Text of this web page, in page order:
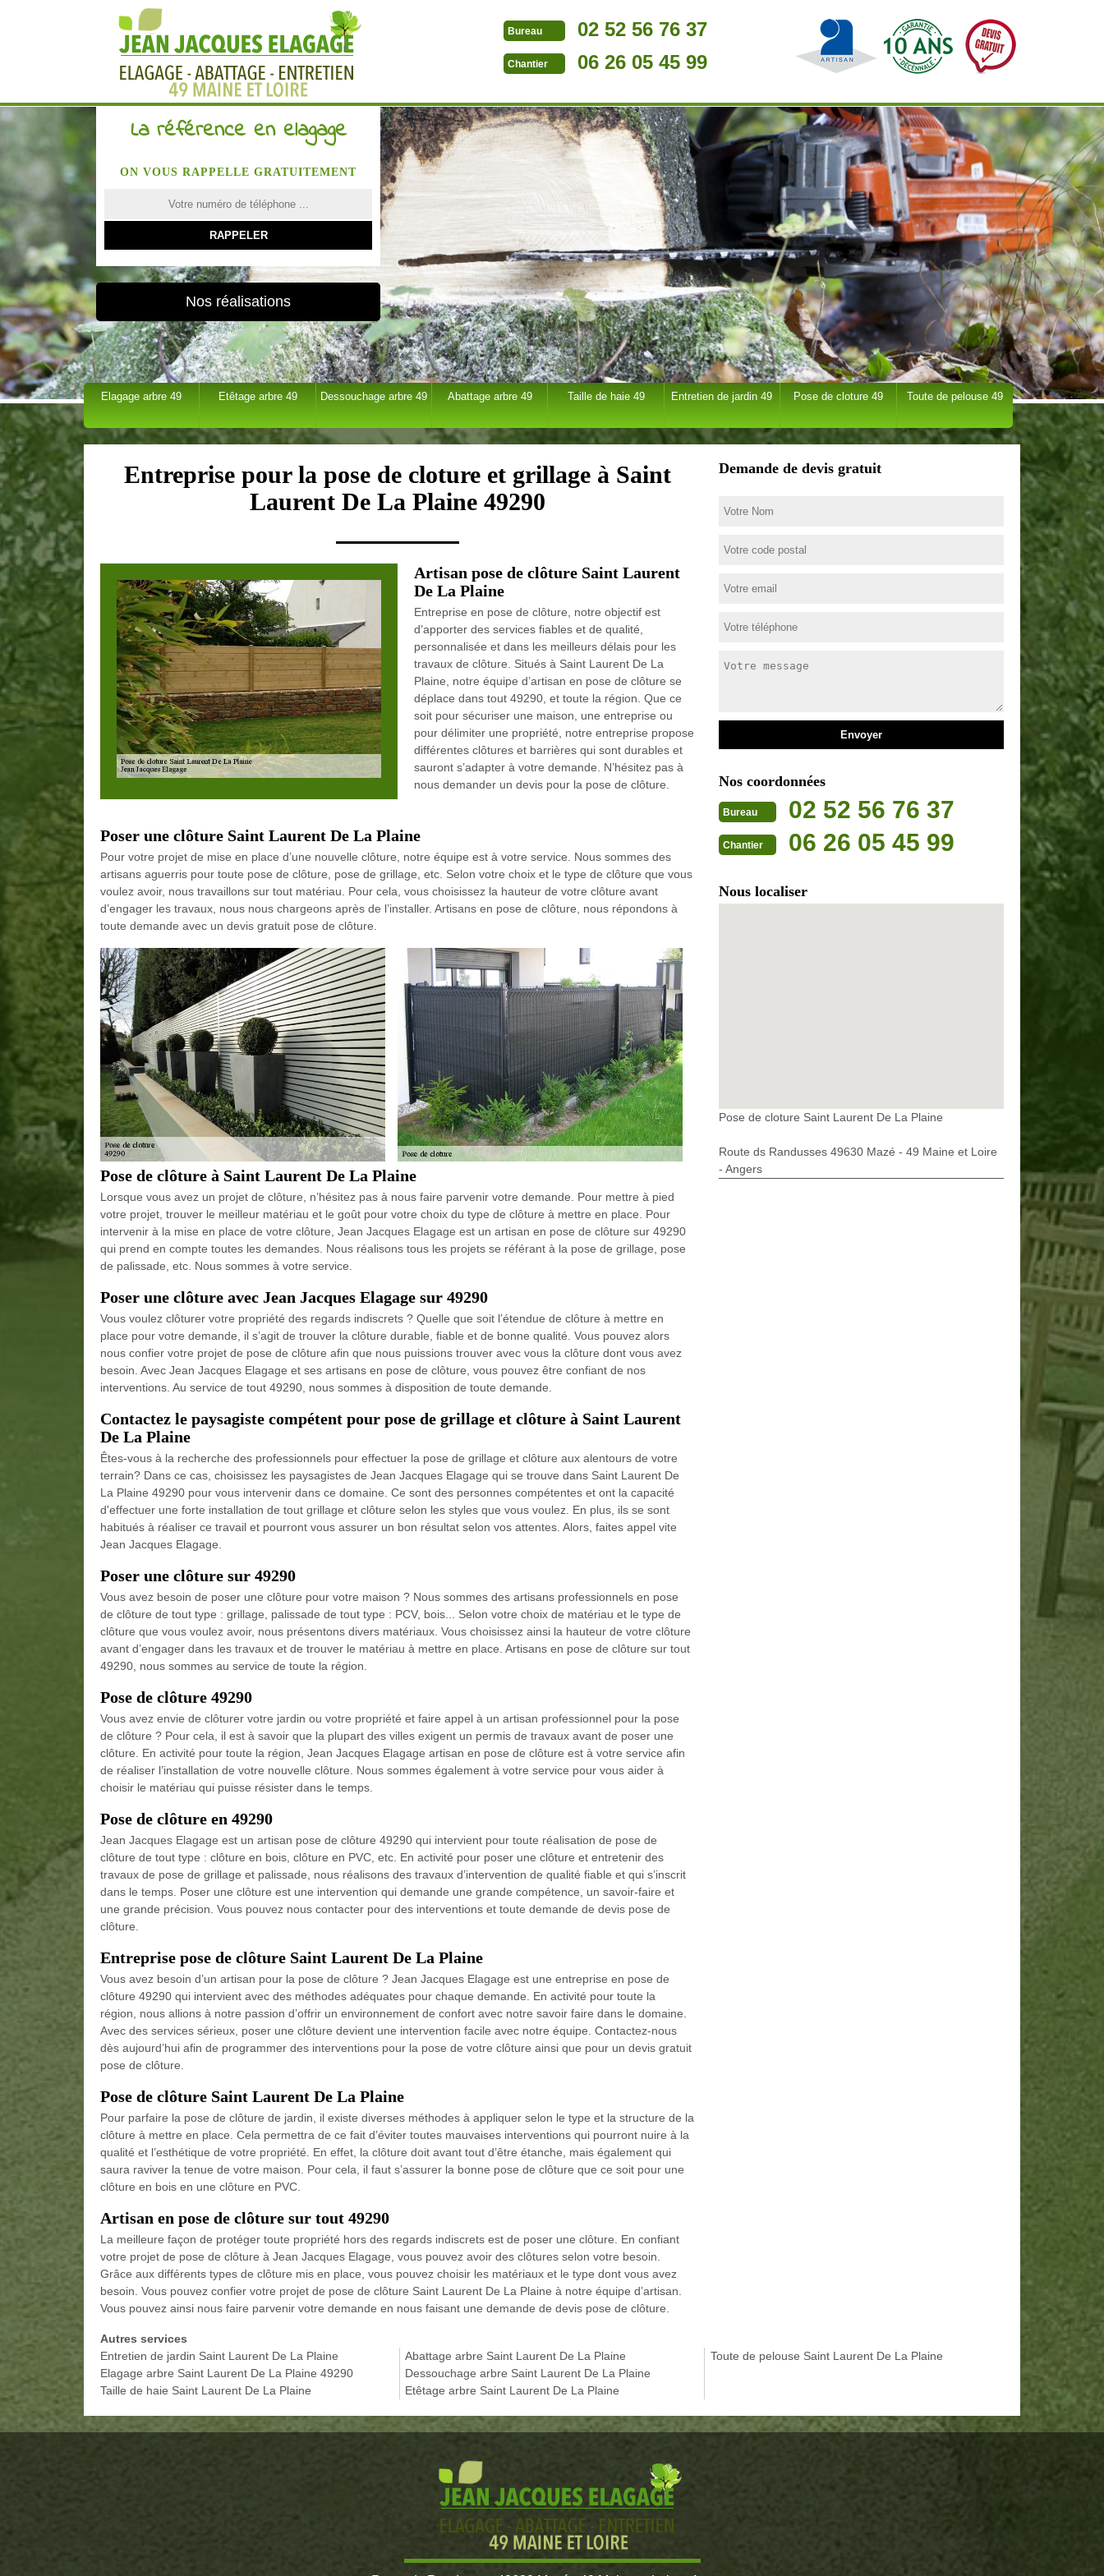
Bureau 02 52 56 76 37
Chantier 06 26 05 45 99
La référence en elagage
ON VOUS RAPPELLE GRATUITEMENT
Nos réalisations
Elagage arbre 49 Etêtage arbre 49 Dessouchage arbre 49 Abattage arbre 49 Taille de haie 49 Entretien de jardin 49 Pose de cloture 49 Toute de pelouse 49
Entreprise pour la pose de cloture et grillage à Saint
Laurent De La Plaine 49290
Artisan pose de clôture Saint Laurent
De La Plaine
Entreprise en pose de clôture, notre objectif est
d’apporter des services fiables et de qualité,
personnalisée et dans les meilleurs délais pour les
travaux de clôture. Situés à Saint Laurent De La
Plaine, notre équipe d’artisan en pose de clôture se
déplace dans tout 49290, et toute la région. Que ce
soit pour sécuriser une maison, une entreprise ou
pour délimiter une propriété, notre entreprise propose
différentes clôtures et barrières qui sont durables et
sauront s’adapter à votre demande. N’hésitez pas à
nous demander un devis pour la pose de clôture.
Poser une clôture Saint Laurent De La Plaine
Pour votre projet de mise en place d’une nouvelle clôture, notre équipe est à votre service. Nous sommes des
artisans aguerris pour toute pose de clôture, pose de grillage, etc. Selon votre choix et le type de clôture que vous
voulez avoir, nous travaillons sur tout matériau. Pour cela, vous choisissez la hauteur de votre clôture avant
d’engager les travaux, nous nous chargeons après de l’installer. Artisans en pose de clôture, nous répondons à
toute demande avec un devis gratuit pose de clôture.
Pose de clôture à Saint Laurent De La Plaine
Lorsque vous avez un projet de clôture, n’hésitez pas à nous faire parvenir votre demande. Pour mettre à pied
votre projet, trouver le meilleur matériau et le goût pour votre choix du type de clôture à mettre en place. Pour
intervenir à la mise en place de votre clôture, Jean Jacques Elagage est un artisan en pose de clôture sur 49290
qui prend en compte toutes les demandes. Nous réalisons tous les projets se référant à la pose de grillage, pose
de palissade, etc. Nous sommes à votre service.
Poser une clôture avec Jean Jacques Elagage sur 49290
Vous voulez clôturer votre propriété des regards indiscrets ? Quelle que soit l’étendue de clôture à mettre en
place pour votre demande, il s’agit de trouver la clôture durable, fiable et de bonne qualité. Vous pouvez alors
nous confier votre projet de pose de clôture afin que nous puissions trouver avec vous la clôture dont vous avez
besoin. Avec Jean Jacques Elagage et ses artisans en pose de clôture, vous pouvez être confiant de nos
interventions. Au service de tout 49290, nous sommes à disposition de toute demande.
Contactez le paysagiste compétent pour pose de grillage et clôture à Saint Laurent
De La Plaine
Êtes-vous à la recherche des professionnels pour effectuer la pose de grillage et clôture aux alentours de votre
terrain? Dans ce cas, choisissez les paysagistes de Jean Jacques Elagage qui se trouve dans Saint Laurent De
La Plaine 49290 pour vous intervenir dans ce domaine. Ce sont des personnes compétentes et ont la capacité
d'effectuer une forte installation de tout grillage et clôture selon les styles que vous voulez. En plus, ils se sont
habitués à réaliser ce travail et pourront vous assurer un bon résultat selon vos attentes. Alors, faites appel vite
Jean Jacques Elagage.
Poser une clôture sur 49290
Vous avez besoin de poser une clôture pour votre maison ? Nous sommes des artisans professionnels en pose
de clôture de tout type : grillage, palissade de tout type : PCV, bois... Selon votre choix de matériau et le type de
clôture que vous voulez avoir, nous présentons divers matériaux. Vous choisissez ainsi la hauteur de votre clôture
avant d’engager dans les travaux et de trouver le matériau à mettre en place. Artisans en pose de clôture sur tout
49290, nous sommes au service de toute la région.
Pose de clôture 49290
Vous avez envie de clôturer votre jardin ou votre propriété et faire appel à un artisan professionnel pour la pose
de clôture ? Pour cela, il est à savoir que la plupart des villes exigent un permis de travaux avant de poser une
clôture. En activité pour toute la région, Jean Jacques Elagage artisan en pose de clôture est à votre service afin
de réaliser l’installation de votre nouvelle clôture. Nous sommes également à votre service pour vous aider à
choisir le matériau qui puisse résister dans le temps.
Pose de clôture en 49290
Jean Jacques Elagage est un artisan pose de clôture 49290 qui intervient pour toute réalisation de pose de
clôture de tout type : clôture en bois, clôture en PVC, etc. En activité pour poser une clôture et entretenir des
travaux de pose de grillage et palissade, nous réalisons des travaux d’intervention de qualité fiable et qui s’inscrit
dans le temps. Poser une clôture est une intervention qui demande une grande compétence, un savoir-faire et
une grande précision. Vous pouvez nous contacter pour des interventions et toute demande de devis pose de
clôture.
Entreprise pose de clôture Saint Laurent De La Plaine
Vous avez besoin d’un artisan pour la pose de clôture ? Jean Jacques Elagage est une entreprise en pose de
clôture 49290 qui intervient avec des méthodes adéquates pour chaque demande. En activité pour toute la
région, nous allions à notre passion d’offrir un environnement de confort avec notre savoir faire dans le domaine.
Avec des services sérieux, poser une clôture devient une intervention facile avec notre équipe. Contactez-nous
dès aujourd’hui afin de programmer des interventions pour la pose de votre clôture ainsi que pour un devis gratuit
pose de clôture.
Pose de clôture Saint Laurent De La Plaine
Pour parfaire la pose de clôture de jardin, il existe diverses méthodes à appliquer selon le type et la structure de la
clôture à mettre en place. Cela permettra de ce fait d’éviter toutes mauvaises interventions qui pourront nuire à la
qualité et l’esthétique de votre propriété. En effet, la clôture doit avant tout d’être étanche, mais également qui
saura raviver la tenue de votre maison. Pour cela, il faut s’assurer la bonne pose de clôture que ce soit pour une
clôture en bois en une clôture en PVC.
Artisan en pose de clôture sur tout 49290
La meilleure façon de protéger toute propriété hors des regards indiscrets est de poser une clôture. En confiant
votre projet de pose de clôture à Jean Jacques Elagage, vous pouvez avoir des clôtures selon votre besoin.
Grâce aux différents types de clôture mis en place, vous pouvez choisir les matériaux et le type dont vous avez
besoin. Vous pouvez confier votre projet de pose de clôture Saint Laurent De La Plaine à notre équipe d’artisan.
Vous pouvez ainsi nous faire parvenir votre demande en nous faisant une demande de devis pose de clôture.
Demande de devis gratuit
Nos coordonnées
Bureau 02 52 56 76 37
Chantier 06 26 05 45 99
Nous localiser
Pose de cloture Saint Laurent De La Plaine
Route ds Randusses 49630 Mazé - 49 Maine et Loire
- Angers
Autres services
Entretien de jardin Saint Laurent De La Plaine
Elagage arbre Saint Laurent De La Plaine 49290
Taille de haie Saint Laurent De La Plaine
Abattage arbre Saint Laurent De La Plaine
Dessouchage arbre Saint Laurent De La Plaine
Etêtage arbre Saint Laurent De La Plaine
Toute de pelouse Saint Laurent De La Plaine